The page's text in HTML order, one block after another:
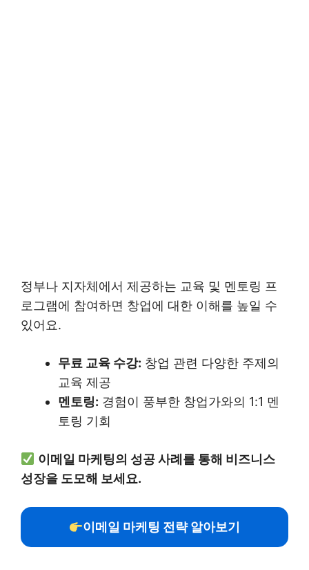
정부나 지자체에서 제공하는 교육 및 멘토링 프
로그램에 참여하면 창업에 대한 이해를 높일 수
있어요.
무료 교육 수강: 창업 관련 다양한 주제의
교육 제공
멘토링: 경험이 풍부한 창업가와의 1:1 멘
토링 기회
이메일 마케팅의 성공 사례를 통해 비즈니스
성장을 도모해 보세요.
이메일 마케팅 전략 알아보기